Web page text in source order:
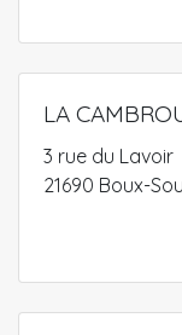
LA
3 rue du Lavoir
21690 Boux-